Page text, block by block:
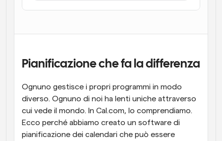
Programmazione potenziata con chiamate
supportate dall'IA
Rimani aggiornato con le ultime notizie e aggiornamenti
Riunioni Instantanee
Incontrare i clienti in pochi minuti
Link di Gruppo Dinamico
Prenota senza sforzo riunioni con più persone
Pianificazione che fa la differenza
Ognuno gestisce i propri programmi in modo
diverso. Ognuno di noi ha lenti uniche attraverso
cui vede il mondo. In Cal.com, lo comprendiamo.
Ecco perché abbiamo creato un software di
pianificazione dei calendari che può essere